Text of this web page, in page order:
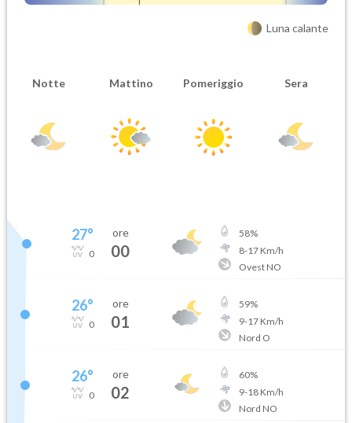
Luna calante
Notte Mattino Pomeriggio Sera
27°
0
ore
00
58%
8-17Km/h
Ovest NO
26°
0
ore
01
59%
9-17Km/h
Nord O
26°
0
ore
02
60%
9-18Km/h
Nord NO